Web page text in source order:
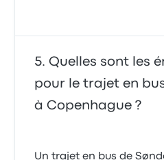
Quelles sont les
pour le trajet en
à Copenhague ?
Un trajet en bus de